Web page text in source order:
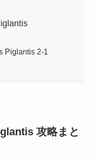
Piglantis 2-1
攻略まと